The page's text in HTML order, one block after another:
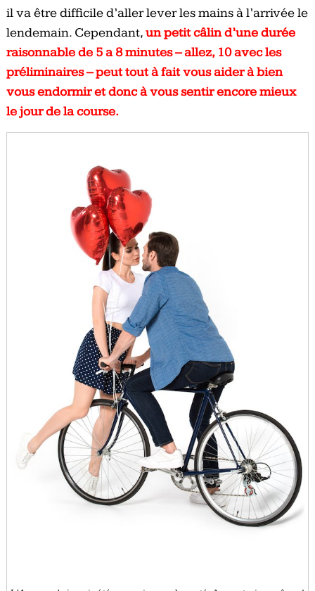
il va être difficile d’aller lever les mains à l’arrivée le
lendemain. Cependant,un petit câlin d’une durée
raisonnable de 5 a 8 minutes – allez, 10 avec les
préliminaires – peut tout à fait vous aider à bien
vous endormir et donc à vous sentir encore mieux
le jour de la course.